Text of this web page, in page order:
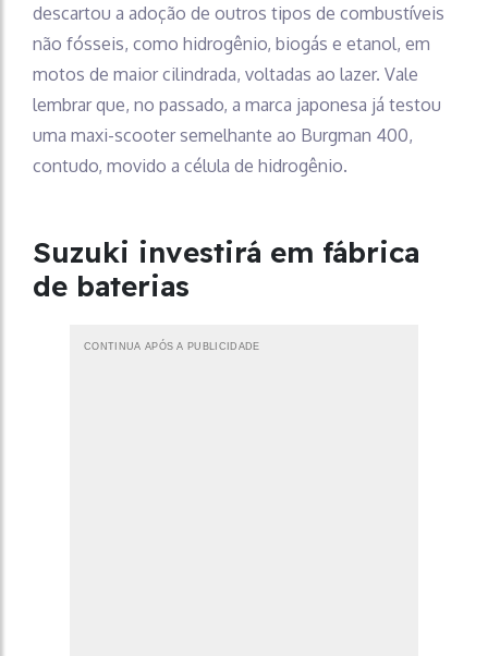
descartou a adoção de outros tipos de combustíveis
não fósseis, como hidrogênio, biogás e etanol, em
motos de maior cilindrada, voltadas ao lazer. Vale
lembrar que, no passado, a marca japonesa já testou
uma maxi-scooter semelhante ao Burgman 400,
contudo, movido a célula de hidrogênio.
Suzuki investirá em fábrica
de baterias
CONTINUA APÓS A PUBLICIDADE